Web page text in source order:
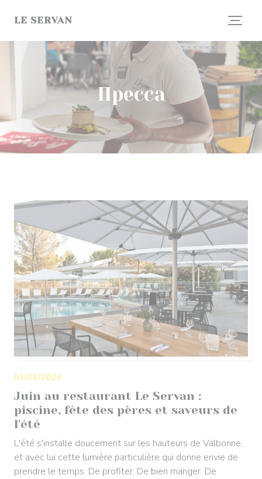
LE SERVAN
Пресса
Juin au restaurant Le Servan :
piscine, fête des pères et saveurs de
l'été
01/06/2026
L'été s'installe doucement sur les hauteurs de Valbonne,
et avec lui cette lumière particulière qui donne envie de
prendre le temps. De profiter. De bien manger. De